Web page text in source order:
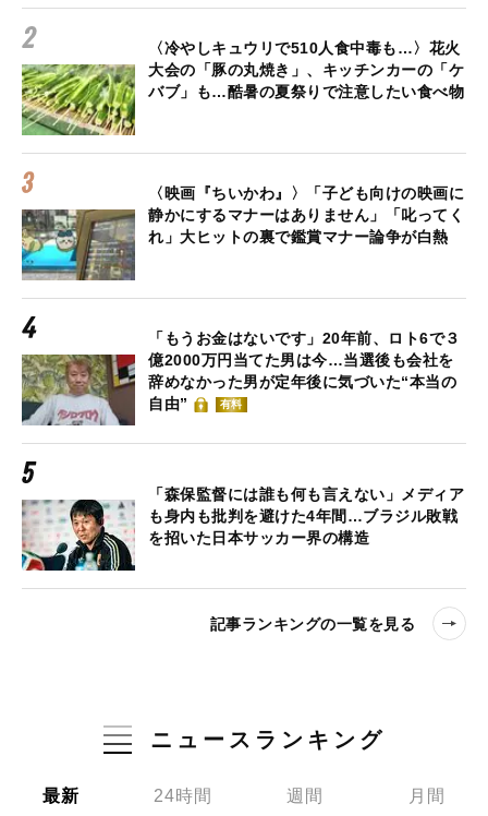
〈冷やしキュウリで510人食中毒も…〉花火
大会の「豚の丸焼き」、キッチンカーの「ケ
バブ」も…酷暑の夏祭りで注意したい食べ物
〈映画『ちいかわ』〉「子ども向けの映画に
静かにするマナーはありません」「叱ってく
れ」大ヒットの裏で鑑賞マナー論争が白熱
「もうお金はないです」20年前、ロト6で３
億2000万円当てた男は今…当選後も会社を
辞めなかった男が定年後に気づいた“本当の
自由”
有料
「森保監督には誰も何も言えない」メディア
も身内も批判を避けた4年間…ブラジル敗戦
を招いた日本サッカー界の構造
記事ランキングの一覧を見る
ニュースランキング
最新 24時間 週間 月間